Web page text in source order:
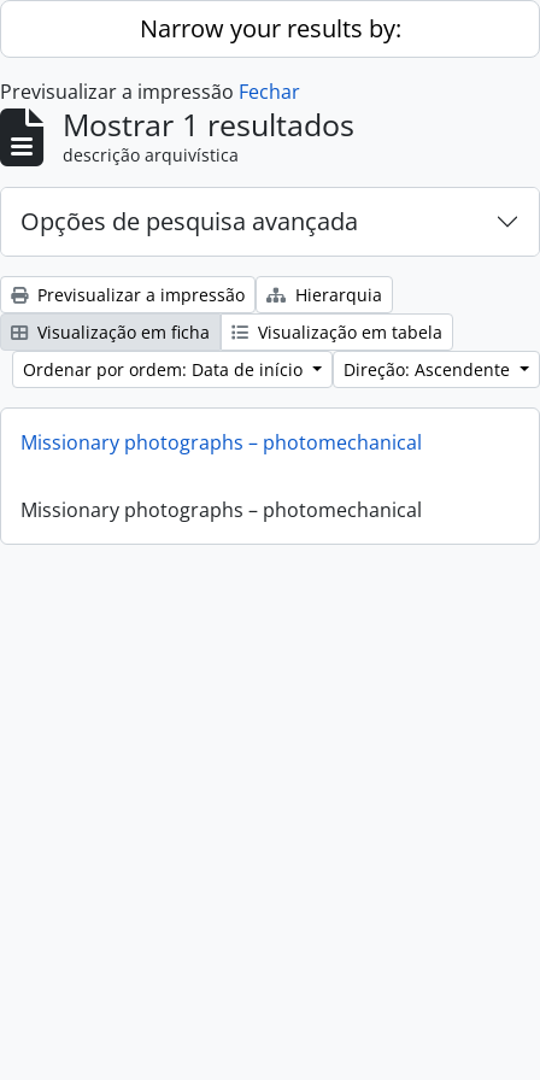
Skip to main contentNarrow your results by:
Previsualizar a impressão Fechar
Mostrar 1 resultados
descrição arquivística
Opções de pesquisa avançada
Previsualizar a impressão
Hierarquia
Visualização em ficha
Visualização em tabela
Ordenar por ordem: Data de início
Direção: Ascendente
Missionary photographs – photomechanical
Missionary photographs – photomechanical